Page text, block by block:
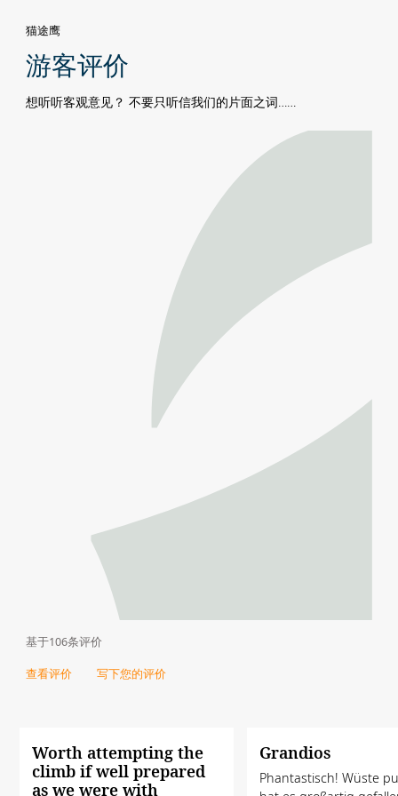
猫途鹰
游客评价
想听听客观意见？ 不要只听信我们的片面之词……
基于106条评价
查看评价 写下您的评价
Worth attempting the
climb if well prepared
as we were with
Grandios
Phantastisch! Wüste